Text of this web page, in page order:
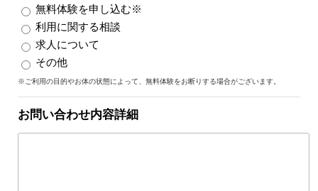
無料体験を申し込む※
利用に関する相談
求人について
その他
※ご利用の目的やお体の状態によって、無料体験をお断りする場合がございます。
お問い合わせ内容詳細